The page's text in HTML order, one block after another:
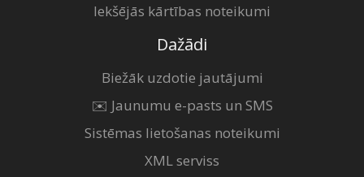
Iekšējās kārtības noteikumi
Dažādi
Biežāk uzdotie jautājumi
✉️ Jaunumu e-pasts un SMS
Sistēmas lietošanas noteikumi
XML serviss